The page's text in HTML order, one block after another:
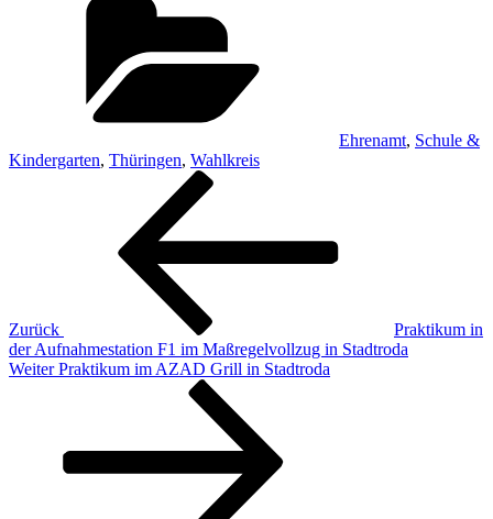
Ehrenamt, Schule &
Kindergarten, Thüringen, Wahlkreis
Beitragsnavigation
Zurück
Praktikum in
der Aufnahmestation F1 im Maßregelvollzug in Stadtroda
Nächster
Weiter Praktikum im AZAD Grill in Stadtroda